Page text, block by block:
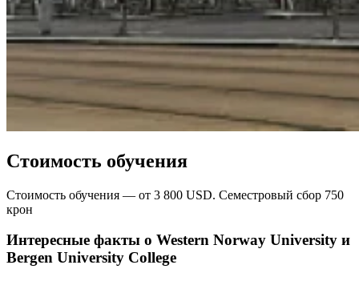
Стоимость обучения
Стоимость обучения — от 3 800 USD. Семестровый сбор 750
крон
Интересные факты о Western Norway University и
Bergen University College